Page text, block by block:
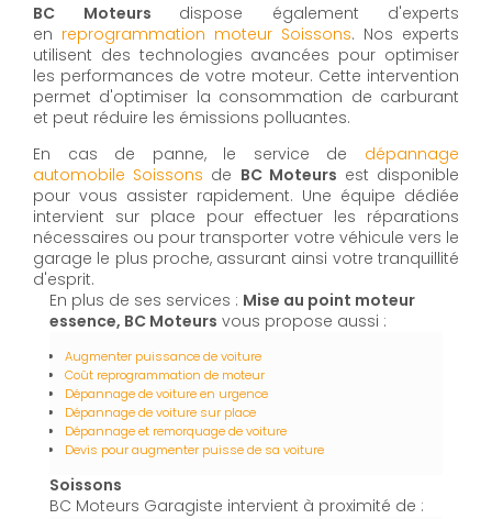
BC Moteurs dispose également d'experts
en reprogrammation moteur Soissons. Nos experts
utilisent des technologies avancées pour optimiser
les performances de votre moteur. Cette intervention
permet d'optimiser la consommation de carburant
et peut réduire les émissions polluantes.
En cas de panne, le service de dépannage
automobile Soissons de BC Moteurs est disponible
pour vous assister rapidement. Une équipe dédiée
intervient sur place pour effectuer les réparations
nécessaires ou pour transporter votre véhicule vers le
garage le plus proche, assurant ainsi votre tranquillité
d'esprit.
En plus de ses services : Mise au point moteur
essence, BC Moteurs vous propose aussi :
Augmenter puissance de voiture
Coût reprogrammation de moteur
Dépannage de voiture en urgence
Dépannage de voiture sur place
Dépannage et remorquage de voiture
Devis pour augmenter puisse de sa voiture
Soissons
BC Moteurs Garagiste intervient à proximité de :